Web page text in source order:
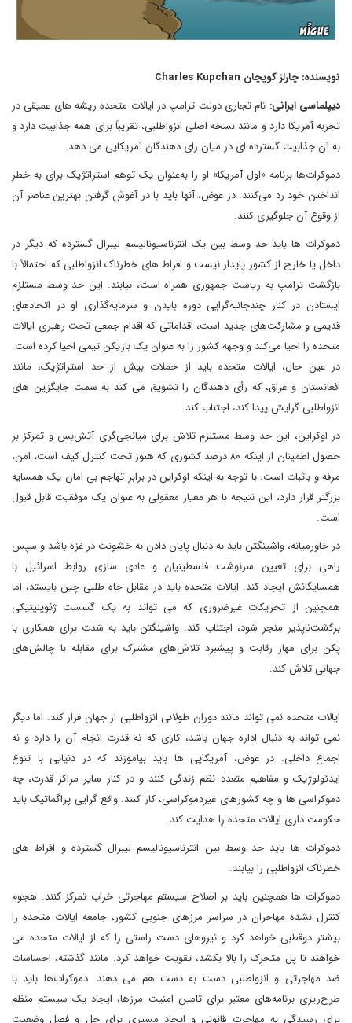
نویسنده: چارلز کوپچان Charles Kupchan
دیپلماسی ایرانی: نام تجاری دولت ترامپ در ایالات متحده ریشه های عمیقی در
تجربه آمریکا دارد و مانند نسخه اصلی انزواطلبی، تقریباً برای همه جذابیت دارد و
به آن جذابیت گسترده ای در میان رای دهندگان آمریکایی می دهد.
دموکرات‌ها برنامه «اول آمریکا» او را به‌عنوان یک توهم استراتژیک برای به خطر
انداختن خود رد می‌کنند. در عوض، آنها باید با در آغوش گرفتن بهترین عناصر آن
از وقوع آن جلوگیری کنند.
دموکرات ها باید حد وسط بین یک انترناسیونالیسم لیبرال گسترده که دیگر در
داخل یا خارج از کشور پایدار نیست و افراط های خطرناک انزواطلبی که احتمالاً با
بازگشت ترامپ به ریاست جمهوری همراه است، بیابند. این حد وسط مستلزم
ایستادن در کنار چندجانبه‌گرایی دوره بایدن و سرمایه‌گذاری او در اتحادهای
قدیمی و مشارکت‌های جدید است، اقداماتی که اقدام جمعی تحت رهبری ایالات
متحده را احیا می‌کند و وجهه کشور را به عنوان یک بازیکن تیمی احیا کرده است.
در عین حال، ایالات متحده باید از حملات بیش از حد استراتژیک، مانند
افغانستان و عراق، که رأی دهندگان را تشویق می کند به سمت جایگزین های
انزواطلبی گرایش پیدا کند، اجتناب کند.
در اوکراین، این حد وسط مستلزم تلاش برای میانجی‌گری آتش‌بس و تمرکز بر
حصول اطمینان از اینکه ۸۰ درصد کشوری که هنوز تحت کنترل کیف است، امن،
مرفه و باثبات است. با توجه به اینکه اوکراین در برابر تهاجم بی امان یک همسایه
بزرگتر قرار دارد، این نتیجه با هر معیار معقولی به عنوان یک موفقیت قابل قبول
است.
در خاورمیانه، واشینگتن باید به دنبال پایان دادن به خشونت در غزه باشد و سپس
راهی برای تعیین سرنوشت فلسطینیان و عادی سازی روابط اسرائیل با
همسایگانش ایجاد کند. ایالات متحده باید در مقابل جاه طلبی چین بایستد، اما
همچنین از تحریکات غیرضروری که می تواند به یک گسست ژئوپلیتیکی
برگشت‌ناپذیر منجر شود، اجتناب کند. واشینگتن باید به شدت برای همکاری با
پکن برای مهار رقابت و پیشبرد تلاش‌های مشترک برای مقابله با چالش‌های
جهانی تلاش کند.
ایالات متحده نمی تواند مانند دوران طولانی انزواطلبی از جهان فرار کند. اما دیگر
نمی تواند به دنبال اداره جهان باشد، کاری که نه قدرت انجام آن را دارد و نه
اجماع داخلی. در عوض، آمریکایی ها باید بیاموزند که در دنیایی با تنوع
ایدئولوژیک و مفاهیم متعدد نظم زندگی کنند و در کنار سایر مراکز قدرت، چه
دموکراسی ها و چه کشورهای غیردموکراسی، کار کنند. واقع گرایی پراگماتیک باید
حکومت داری ایالات متحده را هدایت کند.
دموکرات ها باید حد وسط بین انترناسیونالیسم لیبرال گسترده و افراط های
خطرناک انزواطلبی را بیابند.
دموکرات ها همچنین باید بر اصلاح سیستم مهاجرتی خراب تمرکز کنند. هجوم
کنترل نشده مهاجران در سراسر مرزهای جنوبی کشور، جامعه ایالات متحده را
بیشتر دوقطبی خواهد کرد و نیروهای دست راستی را که از ایالات متحده می
خواهند تا پل متحرک را بالا بکشد، تقویت خواهد کرد. مانند گذشته، احساسات
ضد مهاجرتی و انزواطلبی دست به دست هم می دهند. دموکرات‌ها باید با
طرح‌ریزی برنامه‌های معتبر برای تامین امنیت مرزها، ایجاد یک سیستم منظم